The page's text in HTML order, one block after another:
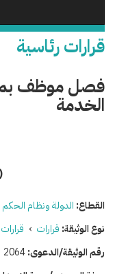
قرارات رئاسية
فصل موظف
الخدمة
(24.41
القطاع: الدولة ونظام الحكم
نوع الوثيقة: قرارات ›
رقم الوثيقة/الدعوى:2064